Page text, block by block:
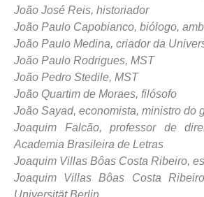
João José Reis, historiador
João Paulo Capobianco, biólogo,
João Paulo Medina, criador da
João Paulo Rodrigues, MST
João Pedro Stedile, MST
João Quartim de Moraes, filósofo
João Sayad, economista, ministro do
Joaquim Falcão, professor de
Academia Brasileira de Letras
Joaquim Villas Bôas Costa Ribeiro,
Joaquim Villas Bôas Costa
Universität Berlin